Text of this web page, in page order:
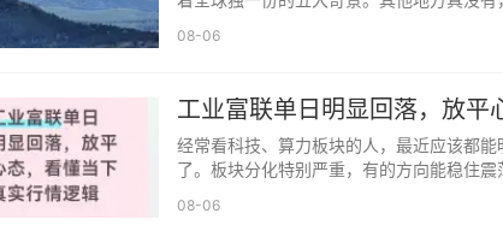
力量：风雨过后必见彩虹
是生命中的一个小插曲。
是艰难的时候，越要咬紧牙关。坚持住，别放弃，阳光总
择：不必强融，做真实的自己
08-06
工业富联单日明显回落，放平
经常看科技、算力板块的人，最近应该都
了。板块分化特别严重，有的方向能稳住
08-06